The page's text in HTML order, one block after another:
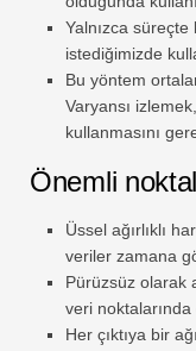
Yalnızca
istediğimizde
Bu yöntem
Varyansı
kullanmasını
Önemli
Üssel ağırlıklı
veriler zamana
Pürüzsüz olarak
veri noktalarında
Her çıktıya bir